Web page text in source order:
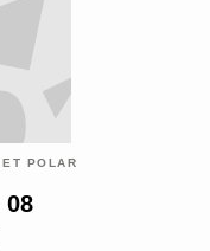
ET POLAR
08